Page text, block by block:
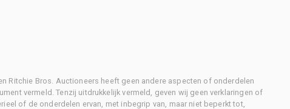
Ritchie Bros. Auctioneers heeft geen andere aspecten of onderdelen
vermeld. Tenzij uitdrukkelijk vermeld, geven wij geen verklaringen of
of de onderdelen ervan, met inbegrip van, maar niet beperkt tot,